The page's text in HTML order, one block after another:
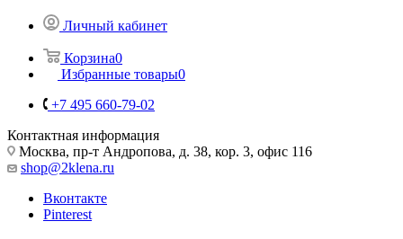
Личный кабинет
Корзина0
Избранные товары0
+7 495 660-79-02
Контактная информация
Москва, пр-т Андропова, д. 38, кор. 3, офис 116
shop@2klena.ru
Вконтакте
Pinterest